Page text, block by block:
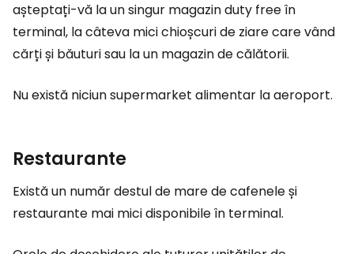
așteptați-vă la un singur magazinduty freeîn
terminal, la câteva mici chioșcuri de ziare care vând
cărți și băuturi sau la un magazin de călătorii.
Nu există niciun supermarket alimentar la aeroport.
Restaurante
Există un număr destul de mare de cafenele și
restaurante mai mici disponibile în terminal.